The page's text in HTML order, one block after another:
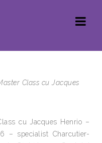
Class cu Jacques
cu Jacques Henrio –
– specialist Charcutier-